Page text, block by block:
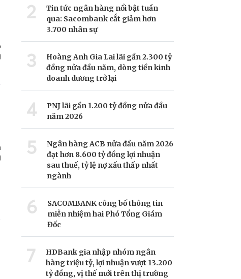
2
Tin tức ngân hàng nổi bật tuần
qua: Sacombank cắt giảm hơn
3.700 nhân sự
3
Hoàng Anh Gia Lai lãi gần 2.300 tỷ
đồng nửa đầu năm, dòng tiền kinh
doanh dương trở lại
4
PNJ lãi gần 1.200 tỷ đồng nửa đầu
năm 2026
5
Ngân hàng ACB nửa đầu năm 2026
đạt hơn 8.600 tỷ đồng lợi nhuận
sau thuế, tỷ lệ nợ xấu thấp nhất
ngành
6
SACOMBANK công bố thông tin
miễn nhiệm hai Phó Tổng Giám
Đốc
7
HDBank gia nhập nhóm ngân
hàng triệu tỷ, lợi nhuận vượt 13.200
tỷ đồng, vị thế mới trên thị trường